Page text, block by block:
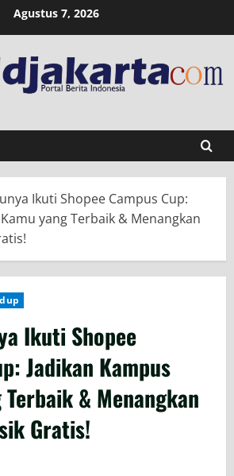
Agustus 7, 2026
Ikuti Shopee Campus Cup:
yang Terbaik & Menangkan
Ikuti Shopee
Jadikan Kampus
& Menangkan
Gratis!